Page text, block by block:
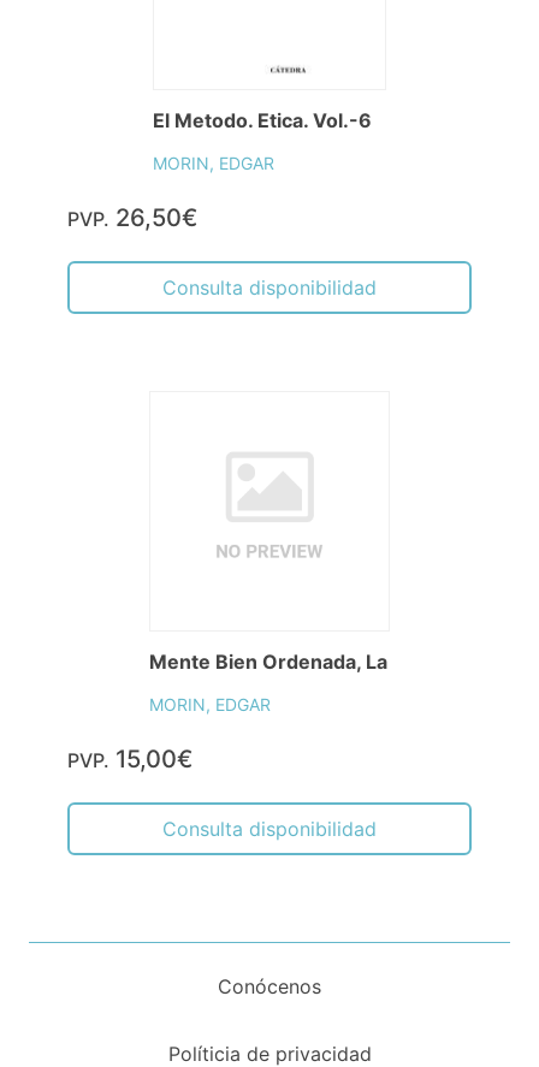
El Metodo. Etica. Vol.-6
MORIN, EDGAR
PVP. 26,50€
Consulta disponibilidad
Mente Bien Ordenada, La
MORIN, EDGAR
PVP. 15,00€
Consulta disponibilidad
Conócenos
Políticia de privacidad